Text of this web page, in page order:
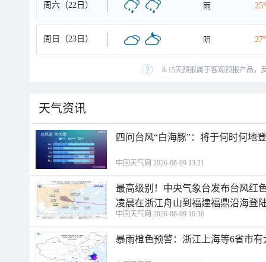
周六（22日） 雨
周日（23日） 阴
8-15天预报属于客观预报产品，
天气资讯
四问台风“白海豚”：将于何时何地
中国天气网 2026-08-09 13:21
最高级别！中央气象台发布台风红
凌晨在浙江舟山到福建福鼎沿海登
中国天气网 2026-08-09 10:36
暴雨橙色预警：浙江上海等6省市